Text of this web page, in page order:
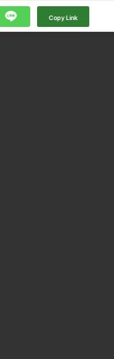
Copy Link